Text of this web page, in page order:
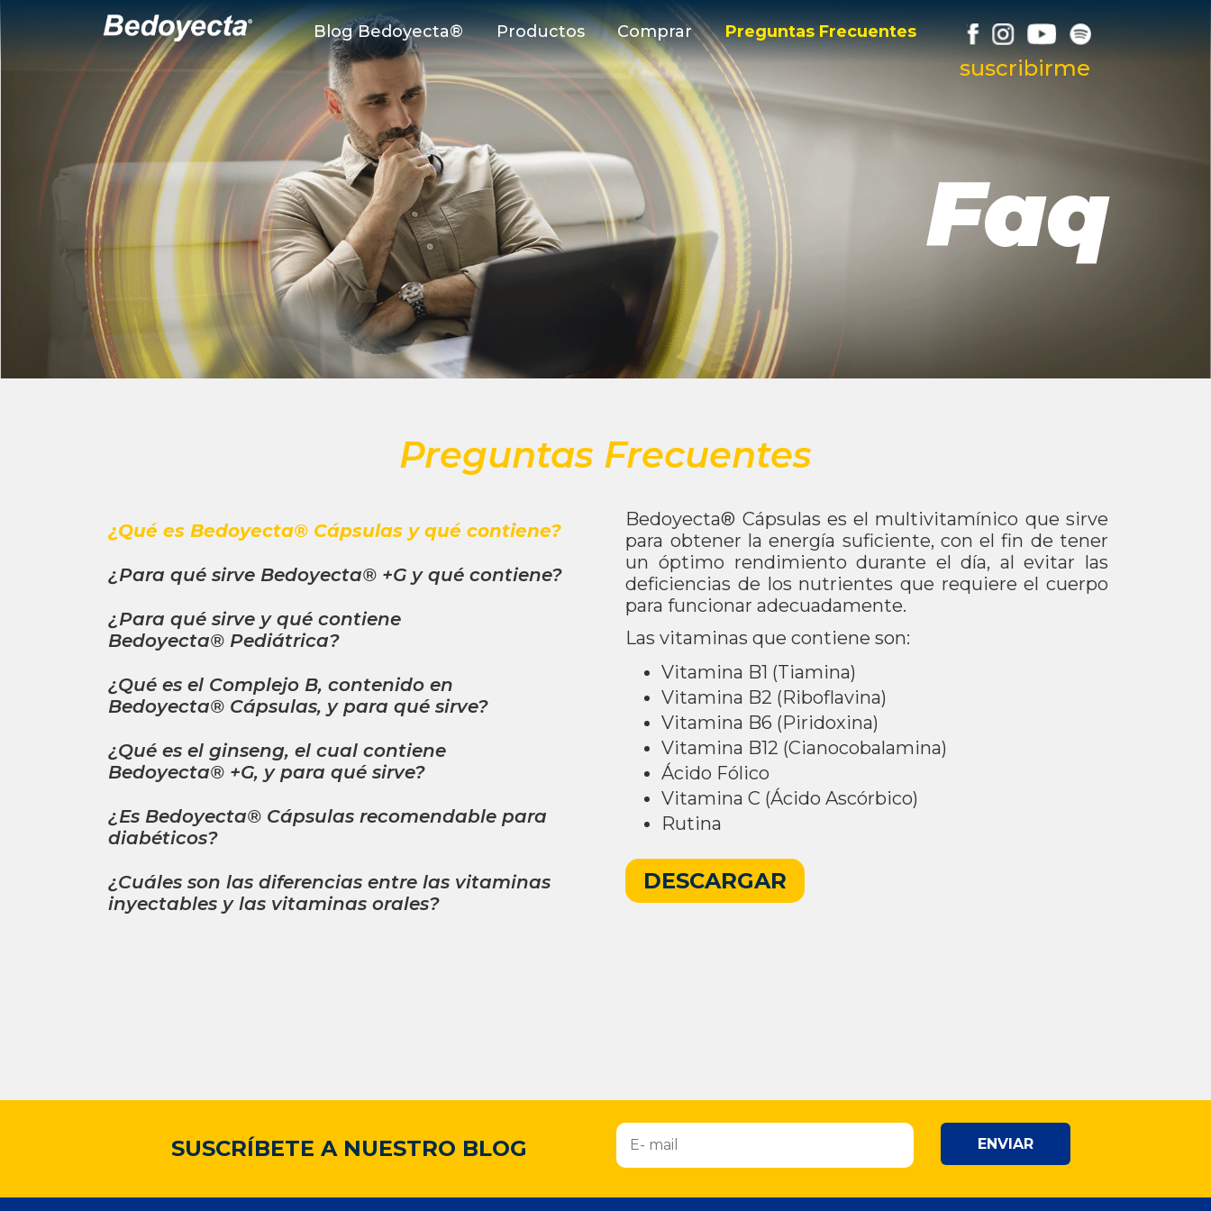
Blog Bedoyecta® Productos Comprar Preguntas Frecuentes
suscribirme
Faq
Preguntas Frecuentes
¿Qué es Bedoyecta® Cápsulas y qué contiene?
¿Para qué sirve Bedoyecta® +G y qué contiene?
¿Para qué sirve y qué contiene
Bedoyecta® Pediátrica?
¿Qué es el Complejo B, contenido en
Bedoyecta® Cápsulas, y para qué sirve?
¿Qué es el ginseng, el cual contiene
Bedoyecta® +G, y para qué sirve?
¿Es Bedoyecta® Cápsulas recomendable para
diabéticos?
¿Cuáles son las diferencias entre las vitaminas
inyectables y las vitaminas orales?
Bedoyecta® Cápsulas es el multivitamínico que sirve
para obtener la energía suficiente, con el fin de tener
un óptimo rendimiento durante el día, al evitar las
deficiencias de los nutrientes que requiere el cuerpo
para funcionar adecuadamente.
Las vitaminas que contiene son:
Vitamina B1 (Tiamina)
Vitamina B2 (Riboflavina)
Vitamina B6 (Piridoxina)
Vitamina B12 (Cianocobalamina)
Ácido Fólico
Vitamina C (Ácido Ascórbico)
Rutina
DESCARGAR
SUSCRÍBETE A NUESTRO BLOG ENVIAR